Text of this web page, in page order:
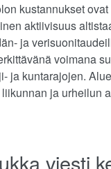
kustannukset
aktiivisuus
ja
voimana
ja kuntarajojen.
ja urheilun
viesti